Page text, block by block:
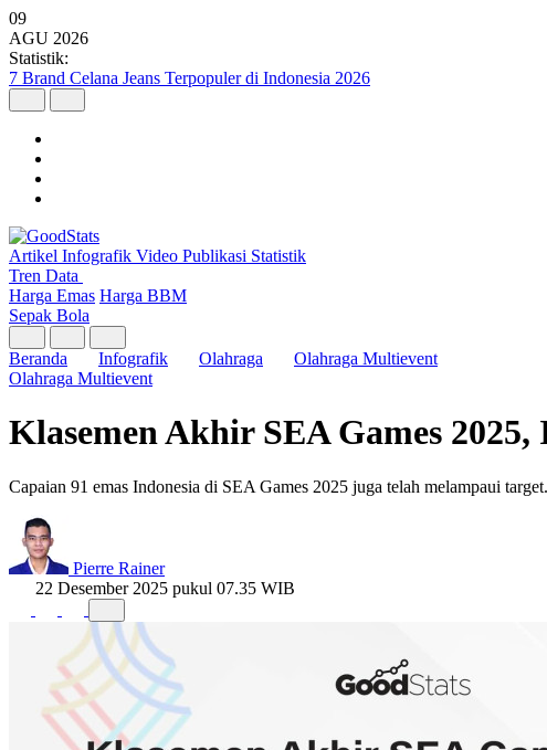
09
AGU 2026
Statistik:
7 Brand Celana Jeans Terpopuler di Indonesia 2026
Artikel Infografik Video Publikasi Statistik
Tren Data
Harga Emas Harga BBM
Sepak Bola
Beranda Infografik Olahraga
Olahraga Multievent
Olahraga Multievent
Klasemen Akhir SEA Games
Capaian 91 emas Indonesia di SEA Games 2025 juga telah melampaui target.
Pierre Rainer
22 Desember 2025 pukul 07.35 WIB